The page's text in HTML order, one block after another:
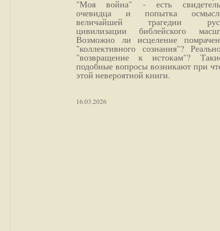
"Моя война" - есть
очевидца и попытка
величайшей трагедии
цивилизации библейского
Возможно ли исцеление
"коллективного сознания"?
"возвращение к истокам"?
подобные вопросы возникают при
этой невероятной книги.
16.03.2026